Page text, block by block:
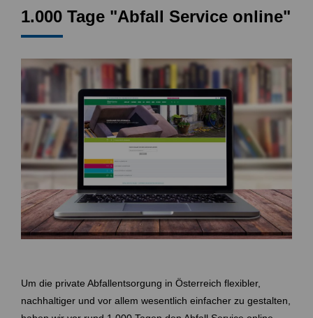
1.000 Tage "Abfall Service online"
Um die private Abfallentsorgung in Österreich flexibler,
nachhaltiger und vor allem wesentlich einfacher zu gestalten,